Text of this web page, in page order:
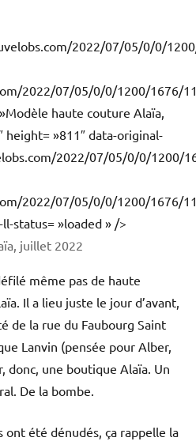
2022/07/05/0/0/
2022/07/05/0/0/1200/1676/
haute couture Alaïa,
height= »811″ data-original-
2022/07/05/0/0/1200/
2022/07/05/0/0/1200/1676/
status= »loaded » />
juillet 2022
même pas de haute
Il a lieu juste le jour d’avant,
de la rue du Faubourg Saint
Lanvin (pensée pour Alber,
donc, une boutique Alaïa. Un
De la bombe.
été dénudés, ça rappelle la